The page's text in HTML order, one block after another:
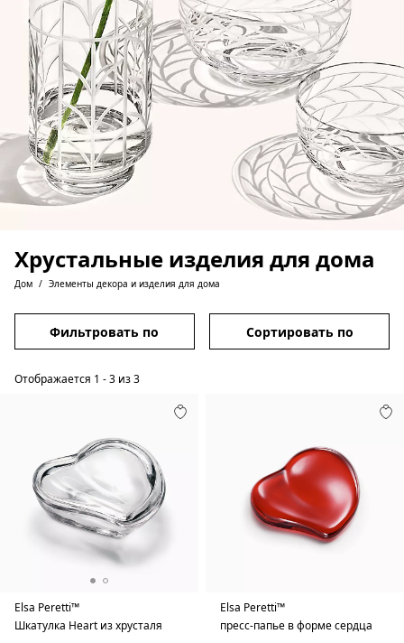
Хрустальные изделия для дома
Дом Элементы декора и изделия для дома
Фильтровать по Сортировать по
Отображается 1 -3 из3
Elsa Peretti™
Шкатулка Heart из хрусталя
Elsa Peretti™
пресс-папье в форме сердца